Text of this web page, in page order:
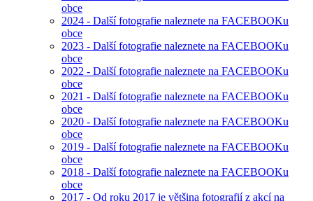
obce
2024 - Další fotografie naleznete na FACEBOOKu
obce
2023 - Další fotografie naleznete na FACEBOOKu
obce
2022 - Další fotografie naleznete na FACEBOOKu
obce
2021 - Další fotografie naleznete na FACEBOOKu
obce
2020 - Další fotografie naleznete na FACEBOOKu
obce
2019 - Další fotografie naleznete na FACEBOOKu
obce
2018 - Další fotografie naleznete na FACEBOOKu
obce
2017 - Od roku 2017 je většina fotografií z akcí na